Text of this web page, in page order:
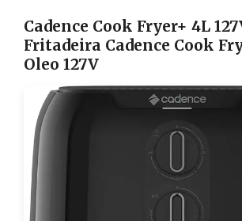
Cadence Cook Fryer+ 4L
Fritadeira Cadence Cook
Oleo 127V